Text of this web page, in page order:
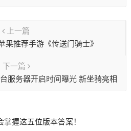
上一篇
果推荐手游《传送门骑士》
下一篇
服务器开启时间曝光 新坐骑亮相
握这五位版本答案！